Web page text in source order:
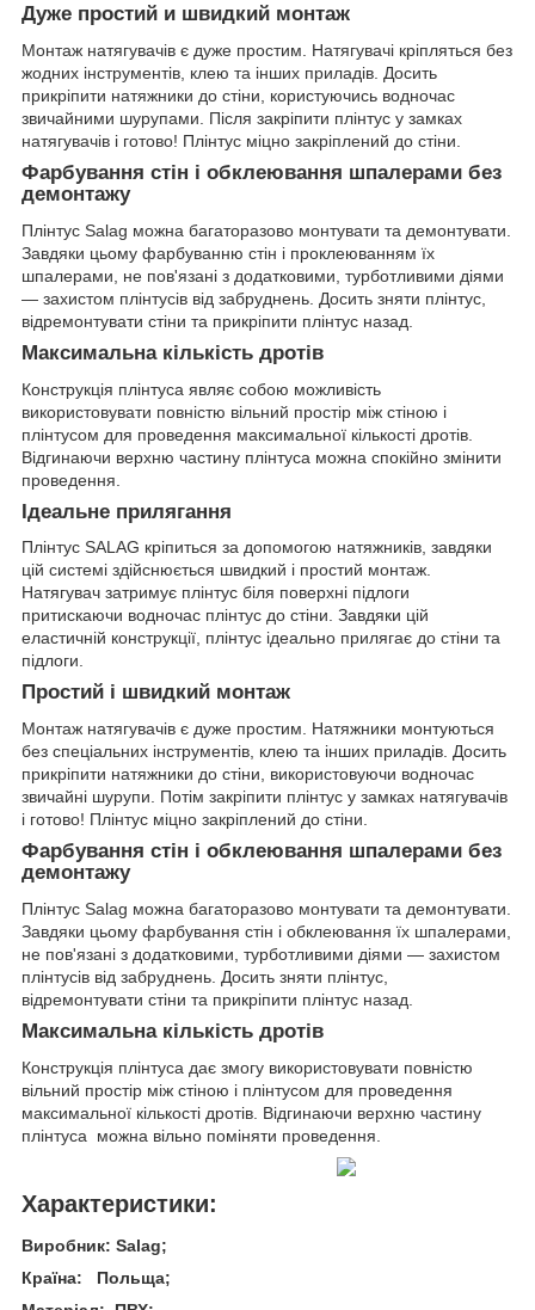
Дуже простий и швидкий монтаж
Монтаж натягувачів є дуже простим. Натягувачі кріпляться без
жодних інструментів, клею та інших приладів. Досить
прикріпити натяжники до стіни, користуючись водночас
звичайними шурупами. Після закріпити плінтус у замках
натягувачів і готово! Плінтус міцно закріплений до стіни.
Фарбування стін і обклеювання шпалерами без
демонтажу
Плінтус Salag можна багаторазово монтувати та демонтувати.
Завдяки цьому фарбуванню стін і проклеюванням їх
шпалерами, не пов'язані з додатковими, турботливими діями
— захистом плінтусів від забруднень. Досить зняти плінтус,
відремонтувати стіни та прикріпити плінтус назад.
Максимальна кількість дротів
Конструкція плінтуса являє собою можливість
використовувати повністю вільний простір між стіною і
плінтусом для проведення максимальної кількості дротів.
Відгинаючи верхню частину плінтуса можна спокійно змінити
проведення.
Ідеальне прилягання
Плінтус SALAG кріпиться за допомогою натяжників, завдяки
цій системі здійснюється швидкий і простий монтаж.
Натягувач затримує плінтус біля поверхні підлоги
притискаючи водночас плінтус до стіни. Завдяки цій
еластичній конструкції, плінтус ідеально прилягає до стіни та
підлоги.
Простий і швидкий монтаж
Монтаж натягувачів є дуже простим. Натяжники монтуються
без спеціальних інструментів, клею та інших приладів. Досить
прикріпити натяжники до стіни, використовуючи водночас
звичайні шурупи. Потім закріпити плінтус у замках натягувачів
і готово! Плінтус міцно закріплений до стіни.
Фарбування стін і обклеювання шпалерами без
демонтажу
Плінтус Salag можна багаторазово монтувати та демонтувати.
Завдяки цьому фарбування стін і обклеювання їх шпалерами,
не пов'язані з додатковими, турботливими діями — захистом
плінтусів від забруднень. Досить зняти плінтус,
відремонтувати стіни та прикріпити плінтус назад.
Максимальна кількість дротів
Конструкція плінтуса дає змогу використовувати повністю
вільний простір між стіною і плінтусом для проведення
максимальної кількості дротів. Відгинаючи верхню частину
плінтуса можна вільно поміняти проведення.
Характеристики:
Виробник: Salag;
Країна: Польща;